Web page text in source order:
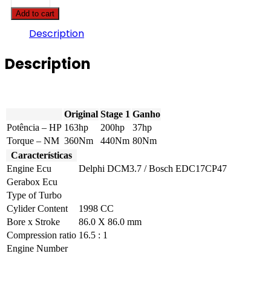
Cruze
-
163hp
Add to cart
Description
Description
Original Stage 1 Ganho
Potência – HP 163hp 200hp
37hp
Torque – NM 360Nm 440Nm 80Nm
Características
Engine Ecu
Delphi DCM3.7 / Bosch EDC17CP47
Gerabox Ecu
Type of Turbo
Cylider Content
1998 CC
Bore x Stroke
86.0 X 86.0 mm
Compression ratio 16.5 : 1
Engine Number